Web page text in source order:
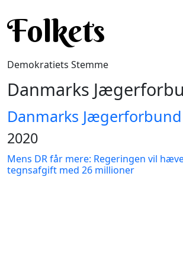
Folkets
Demokratiets Stemme
Danmarks
Danmarks Jægerforbund
2020
Mens DR får mere: Regeringen vil
tegnsafgift med 26 millioner